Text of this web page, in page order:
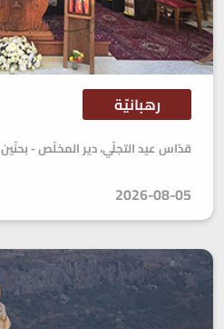
رهبانيّة
قدّاس عيد التجلّي، دير المخلّص - بحنّين
2026-08-05